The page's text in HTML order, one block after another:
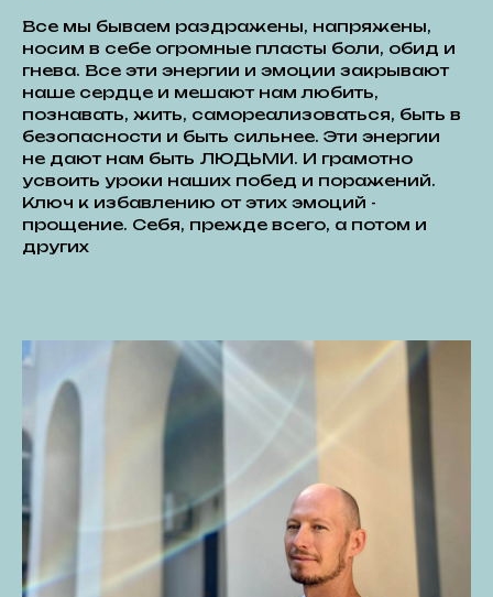
Все мы бываем раздражены, напряжены,
носим в себе огромные пласты боли, обид и
гнева. Все эти энергии и эмоции закрывают
наше сердце и мешают нам любить,
познавать, жить, самореализоваться, быть в
безопасности и быть сильнее. Эти энергии
не дают нам быть ЛЮДЬМИ. И грамотно
усвоить уроки наших побед и поражений.
Ключ к избавлению от этих эмоций -
прощение. Себя, прежде всего, а потом и
других